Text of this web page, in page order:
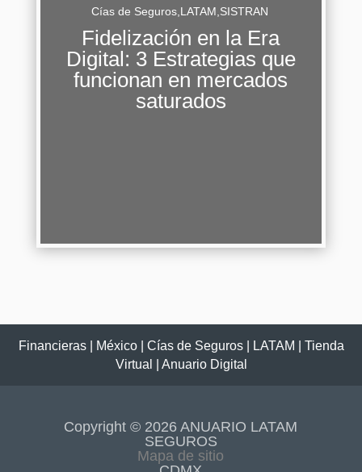
Cías de Seguros,LATAM,SISTRAN
Fidelización en la Era
Digital: 3 Estrategias que
funcionan en mercados
saturados
Fidelización en la Era Digital: 3 Estrategias que
funcionan en mercados saturados En la era
digital, la fidelización de clientes se ha
Financieras| México| Cías de Seguros| LATAM
Tienda
Virtual
Anuario Digital
Copyright © 2026 ANUARIO LATAM
SEGUROS
Mapa de sitio